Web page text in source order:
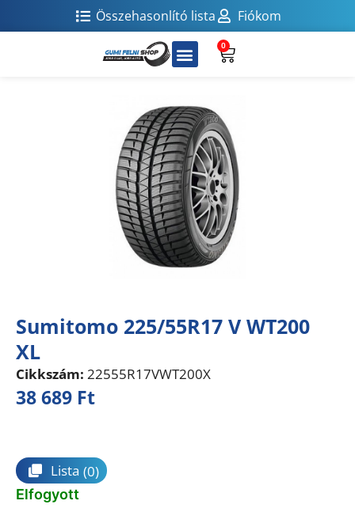
Összehasonlító lista Fiókom
0
Sumitomo 225/55R17 V WT200
XL
Cikkszám: 22555R17VWT200X
38 689 Ft
Lista (0)
Elfogyott